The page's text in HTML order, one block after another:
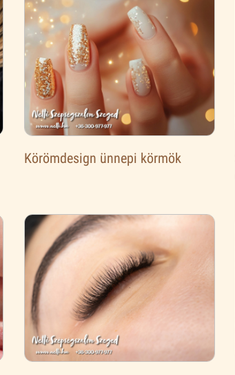
Körömdesign ünnepi körmök